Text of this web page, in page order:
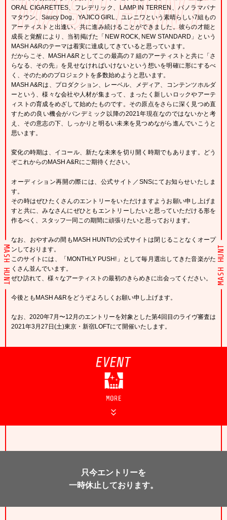
MASH HUNT MASH HUNT
ORAL CIGARETTES、フレデリック、LAMP IN TERREN、パノラマパナ
マタウン、Saucy Dog、YAJICO GIRL、ユレニワという素晴らしい7組もの
アーティストと出逢い、共に進み続けることができました。彼らの才能と
成長と覚醒により、当初掲げた「NEW ROCK, NEW STANDARD」という
MASH A&Rのテーマは着実に達成してきていると思っています。
だからこそ、MASH A&Rとしてこの最高の７組のアーティストと共に「さ
らなる、その先」を見せなければいけないという想いを明確に形にするべ
く、そのためのプロジェクトを多数始めようと思います。
MASH A&Rは、プロダクション、レーベル、メディア、コンテンツホルダ
ーという、様々な会社や人材が集まって、まったく新しいロックやアーテ
ィストの育成をめざして始めたものです。その原点をさらに深く見つめ直
すための良い機会がパンデミック以降の2021年現在なのではないかと考
え、その意志の下、しっかりと明るい未来を見つめながら進んでいこうと
思います。
変化の時期は、イコール、新たな未来を切り開く時期でもあります。どう
ぞこれからのMASH A&Rにご期待ください。
オーディション再開の際には、公式サイト／SNSにてお知らせいたしま
す。
その時はぜひたくさんのエントリーをいただけますようお願い申し上げま
すと共に、みなさんにぜひともエントリーしたいと思っていただける形を
作るべく、スタッフ一同この期間に頑張りたいと思っております。
なお、おやすみの間もMASH HUNT!の公式サイトは閉じることなくオープ
ンしております。
このサイトには、「MONTHLY PUSH!」として毎月選出してきた音楽がた
くさん並んでいます。
ぜひ訪れて、様々なアーティストの最初のきらめきに出会ってください。
今後ともMASH A&Rをどうぞよろしくお願い申し上げます。
なお、2020年7月〜12月のエントリーを対象とした第4回目のライヴ審査は
2021年3月27日(土)東京・新宿LOFTにて開催いたします。
只今エントリーを
一時休止しております。